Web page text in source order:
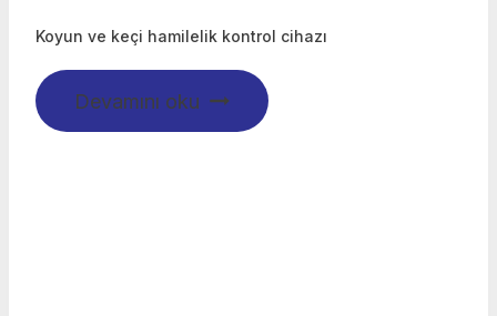
Koyun ve keçi hamilelik kontrol cihazı
Devamını oku